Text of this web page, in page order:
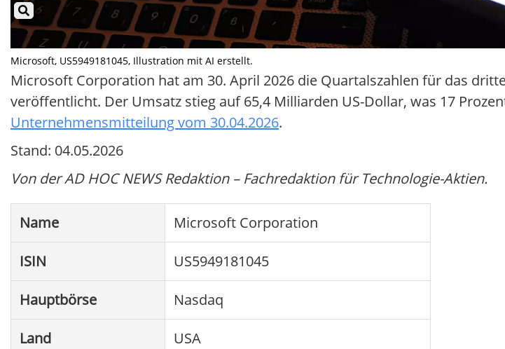
Microsoft, US5949181045, Illustration mit AI erstellt.
Microsoft Corporation hat am 30. April 2026 die Quartalszahlen für das
veröffentlicht. Der Umsatz stieg auf 65,4 Milliarden US-Dollar, was 17
Unternehmensmitteilung vom 30.04.2026.
Stand: 04.05.2026
Von der AD HOC NEWS Redaktion – Fachredaktion für Technologie-Aktien.
Name Microsoft Corporation
ISIN US5949181045
Hauptbörse Nasdaq
Land USA